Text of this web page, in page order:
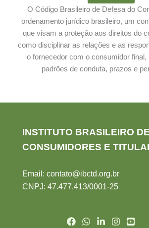
O Código Brasileiro de Defesa do
ordenamento jurídico brasileiro, um
que visam a proteção aos direitos do
como disciplinar as relações e as
o fornecedor com o consumidor final,
padrões de conduta, prazos e
INSTITUTO BRASILEIRO DE
CONSUMIDORES E
Email: contato@ibctd.org.br
CNPJ: 47.477.413/0001-25